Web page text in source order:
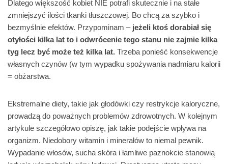
Dlatego większość kobiet NIE potrafi skutecznie i na stałe
zmniejszyć ilości tkanki tłuszczowej. Bo chcą za szybko i
bezmyślnie efektów. Przypominam – jeżeli ktoś dorabiał się
otyłości kilka lat to i odwrócenie tego stanu nie zajmie kilka
tyg lecz być może też kilka lat. Trzeba ponieść konsekwencje
własnych czynów (w tym wypadku spożywania nadmiaru kalorii
= obżarstwa.
Ekstremalne diety, takie jak głodówki czy restrykcje kaloryczne,
prowadzą do poważnych problemów zdrowotnych. W kolejnym
artykule szczegółowo opiszę, jak takie podejście wpływa na
organizm. Niedobory witamin i minerałów to niemal pewnik.
Wypadanie włosów, sucha skóra i łamliwe paznokcie stanowią